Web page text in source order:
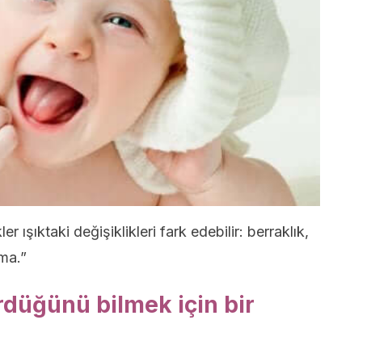
ışıktaki değişiklikleri fark edebilir: berraklık,
bilmek için bir